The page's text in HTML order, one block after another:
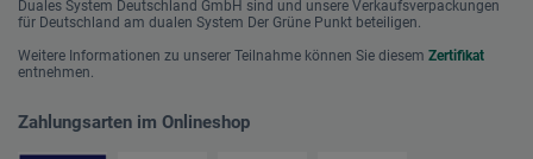
Duales System Deutschland GmbH sind und unsere Verkaufsverpackungen
für Deutschland am dualen System Der Grüne Punkt beteiligen.
Weitere Informationen zu unserer Teilnahme können Sie diesem Zertifikat
entnehmen.
Zahlungsarten im Onlineshop